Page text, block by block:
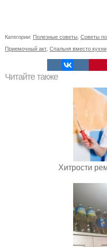
Категории: Полезные советы Советы
Приемочный акт Спальня вместо кухни
Читайте также
Хитрости